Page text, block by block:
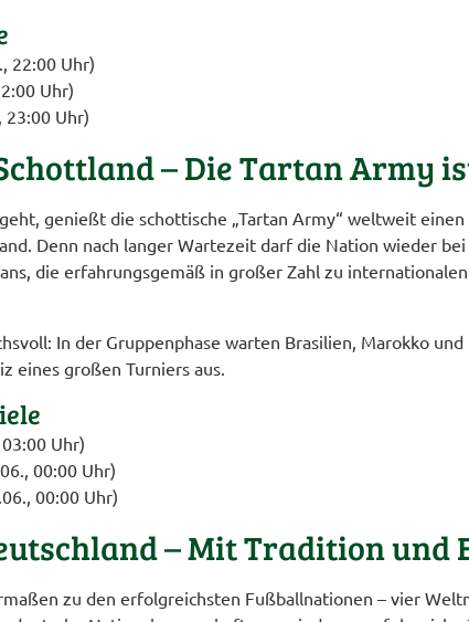
22:00 Uhr)
Uhr)
23:00 Uhr)
– Die Tartan Army
genießt die schottische „Tartan Army“ weltweit
Denn nach langer Wartezeit darf die Nation wieder
die erfahrungsgemäß in großer Zahl zu
In der Gruppenphase warten Brasilien, Marokko
eines großen Turniers aus.
Uhr)
00:00 Uhr)
00:00 Uhr)
– Mit Tradition und
zu den erfolgreichsten Fußballnationen – vier